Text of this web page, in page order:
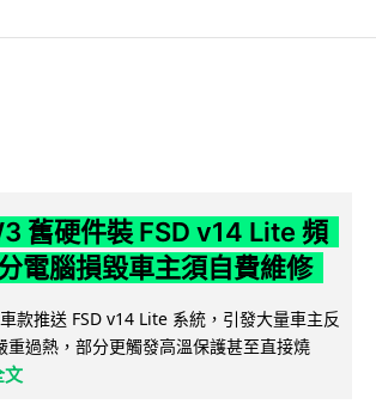
舊硬件裝 FSD v14 Lite 頻
電腦損毀車主須自費維修
款推送 FSD v14 Lite 系統，引發大量車主反
重過熱，部分更觸發高溫保護甚至直接燒
文